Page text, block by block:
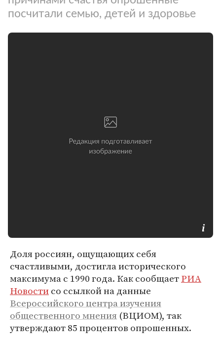
посчитали семью, детей и здоровье
Доля россиян, ощущающих себя
счастливыми, достигла исторического
максимума с 1990 года. Как сообщаетРИА
Новостисо ссылкой на данные
Всероссийского центра изучения
общественного мнения (ВЦИОМ), так
утверждают 85 процентов опрошенных.